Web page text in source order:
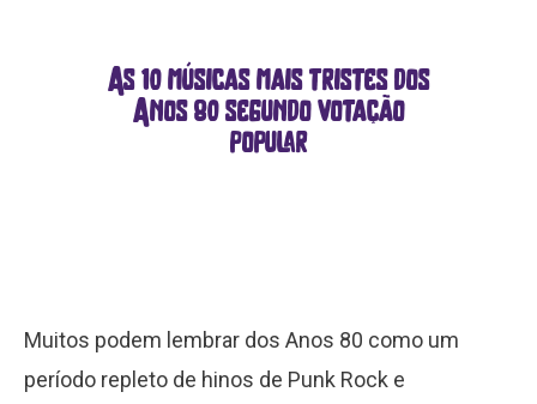
As 10 músicas mais tristes dos
Anos 80 segundo votação
popular
Muitos podem lembrar dos Anos 80 como um
período repleto de hinos de Punk Rock e